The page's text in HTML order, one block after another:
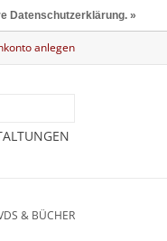
anlegen
& BÜCHER
Datenschutzerklärung. »